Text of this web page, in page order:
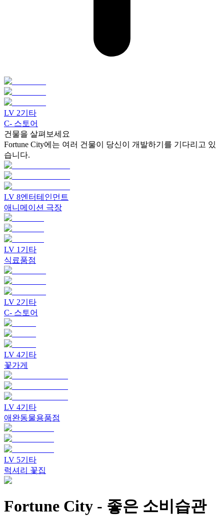
LV 2기타
C- 스토어
건물을 살펴보세요
Fortune City에는 여러 건물이 당신이 개발하기를 기다리고 있
습니다.
LV 8엔터테인먼트
애니메이션 극장
LV 1 기타
식료품점
LV 2기타
C- 스토어
LV 4기타
꽃가게
LV 4기타
애완동물용품점
LV 5기타
럭셔리 꽃집
Fortune City - 좋은 소비습관